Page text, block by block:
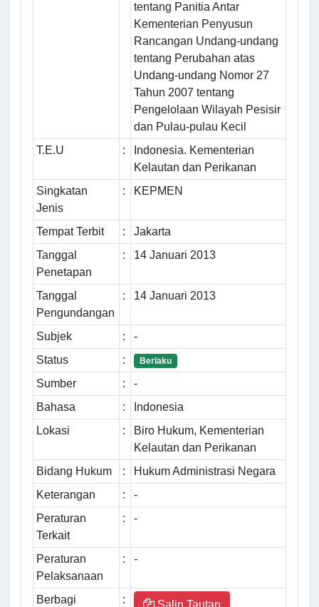
tentang Panitia Antar
Kementerian Penyusun
Rancangan Undang-undang
tentang Perubahan atas
Undang-undang Nomor 27
Tahun 2007 tentang
Pengelolaan Wilayah Pesisir
dan Pulau-pulau Kecil
T.E.U
:
Indonesia. Kementerian
Kelautan dan Perikanan
Singkatan
Jenis
: KEPMEN
Tempat Terbit :
Jakarta
Tanggal
Penetapan
: 14 Januari 2013
Tanggal
Pengundangan
: 14 Januari 2013
Subjek :
-
Status
: Berlaku
Sumber :
-
Bahasa
:
Indonesia
Lokasi
:
Biro Hukum, Kementerian
Kelautan dan Perikanan
Bidang Hukum
:
Hukum Administrasi Negara
Keterangan
:
-
Peraturan
Terkait
: -
Peraturan
Pelaksanaan
: -
Berbagi : Salin Tautan